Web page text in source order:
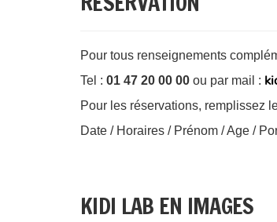
Pour tous renseignements
Tel : 01 47 20 00 00 ou par mail :
Pour les réservations, remplissez
Date / Horaires / Prénom / Age /
KIDI LAB EN IMAGES